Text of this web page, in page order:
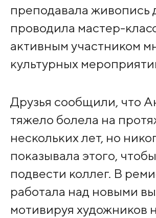
преподавала живопись
проводила мастер-
активным участником
культурных
Друзья сообщили, что
тяжело болела на
нескольких лет, но
показывала этого,
подвести коллег. В
работала над новыми
мотивируя художников